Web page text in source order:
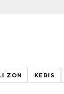
ZON KERIS